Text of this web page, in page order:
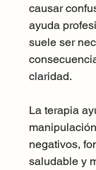
causar
ayuda
suele ser
claridad.
La terapia
negativos,
saludable y